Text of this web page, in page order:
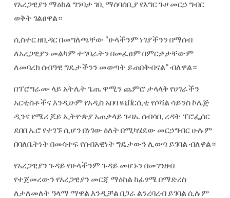
የአረጋዊያን ማዕከል ግንባታ ገቢ ማሰባሰቢያ የእግር ጉዞ መርኃ ግብር
ወቅት ገልፀዋል።
ሲስተር ዘቢዳር በመግለጫቸው “ሁላችንም ነገያችንን በማሰብ
ለአረጋዊያን መልካም ተግባራትን በመፈፀም በምርቃታቸውም
ለመባረክ ሰብዓዊ ግዴታችንን መወጣት ይጠበቅብናል” ብለዋል።
በፕሮግራሙ ላይ አትሌት ጌጤ ዋሚን ጨምሮ ታላላቅ የሀገራችን
አርቲስቶችና እንዲሁም የአዲስ አበባ ዩኒቨርሲቲ የሶሻል ሳይንስ ኮሌጅ
ዲንና የሜሪ ጆይ ኢትዮጵያ አጠቃላይ ጉባኤ ሰብሳቢ ረዳት ፕሮፌሰር
ደበበ ኤሮ የተገኙ ሲሆን በነገው ዕለት በሚካሄደው መርኃግብር ሁሉም
በባለቤትነት በመሳተፍ የሰብአዊነት ግዴታውን ሊወጣ ይገባል ብለዋል።
የአረጋዊያን ጉዳይ የሁላችንም ጉዳይ መሆኑን በመገንዘብ
የተጀመረውን የአረጋዊያን መርጃ ማዕከል ከፊፃሜ በማድረስ
ለታለመለት ዓላማ ማዋል እንዲቻል በጋራ ልንረባረብ ይገባል ሲሉም